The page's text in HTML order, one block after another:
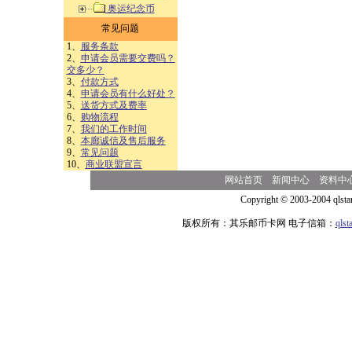
奥运纪念币
常见问题
1、
服务条款
2、 申请会员需要交费吗？
交多少？
3、 付款方式
4、 申请会员有什么好处？
5、 送货方式及费率
6、
购物流程
7、 我们的工作时间
8、 本廊诚信及售后服务
9、 常见问题
10、 商业联盟宣言
网站首页 新闻中心
资料中
Copyright © 2003-2004
版权所有：其乐邮币卡网 电子信箱：